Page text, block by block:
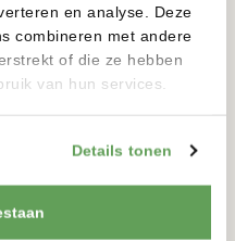
en analyse. Deze
combineren met andere
of die ze hebben
van hun services.
Details tonen
DARK GREY 4CM